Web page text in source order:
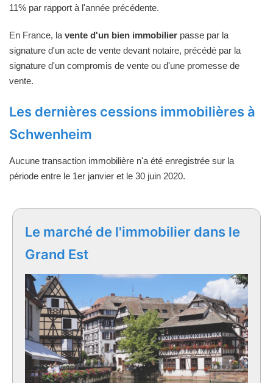
11% par rapport à l'année précédente.
En France, la vente d'un bien immobilier passe par la
signature d'un acte de vente devant notaire, précédé par la
signature d'un compromis de vente ou d'une promesse de
vente.
Les dernières cessions immobilières à
Schwenheim
Aucune transaction immobilière n'a été enregistrée sur la
période entre le 1er janvier et le 30 juin 2020.
Le marché de l'immobilier dans le
Grand Est